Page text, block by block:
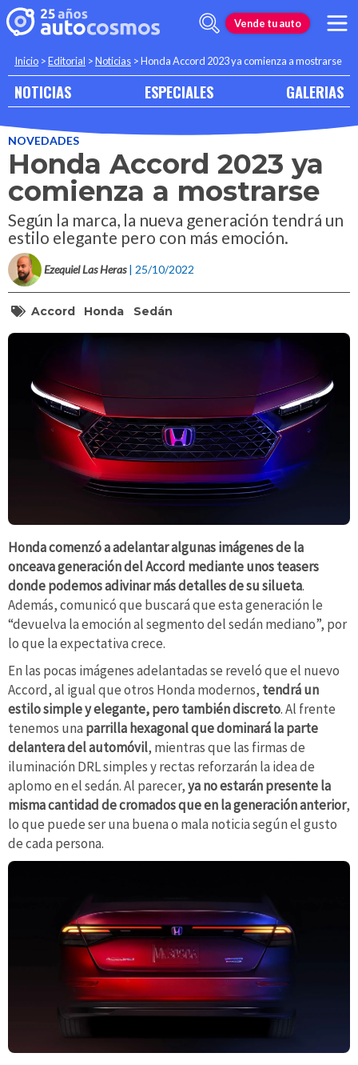
Vende tu auto
Inicio >Editorial >Noticias >Honda Accord 2023 ya comienza a mostrarse
NOTICIAS ESPECIALES GALERIAS
NOVEDADES
Honda Accord 2023 ya
comienza a mostrarse
Según la marca, la nueva generación tendrá un
estilo elegante pero con más emoción.
Ezequiel Las Heras | 25/10/2022
Accord Honda Sedán
Honda comenzó a adelantar algunas imágenes de la
onceava generación del Accord mediante unos teasers
donde podemos adivinar más detalles de su silueta.
Además, comunicó que buscará que esta generación le
“devuelva la emoción al segmento del sedán mediano”, por
lo que la expectativa crece.
En las pocas imágenes adelantadas se reveló que el nuevo
Accord, al igual que otros Honda modernos, tendrá un
estilo simple y elegante, pero también discreto. Al frente
tenemos una parrilla hexagonal que dominará la parte
delantera del automóvil, mientras que las firmas de
iluminación DRL simples y rectas reforzarán la idea de
aplomo en el sedán. Al parecer,ya no estarán presente la
misma cantidad de cromados que en la generación anterior,
lo que puede ser una buena o mala noticia según el gusto
de cada persona.